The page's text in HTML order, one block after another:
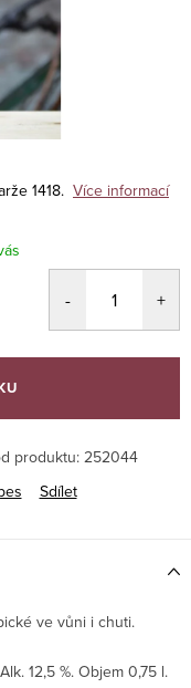
1418. Více informací
produktu:252044
Sdílet
ve vůni i chuti.
12,5 %. Objem 0,75 l.